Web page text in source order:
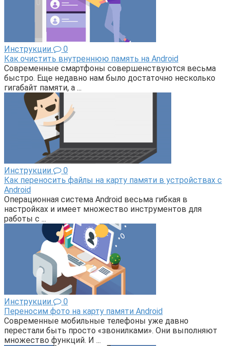
Инструкции
0
Как очистить внутреннюю память на Android
Современные смартфоны совершенствуются весьма
быстро. Еще недавно нам было достаточно несколько
гигабайт памяти, а ...
Инструкции
0
Как переносить файлы на карту памяти в устройствах с
Android
Операционная система Android весьма гибкая в
настройках и имеет множество инструментов для
работы с ...
Инструкции
0
Переносим фото на карту памяти Android
Современные мобильные телефоны уже давно
перестали быть просто «звонилками». Они выполняют
множество функций. И ...